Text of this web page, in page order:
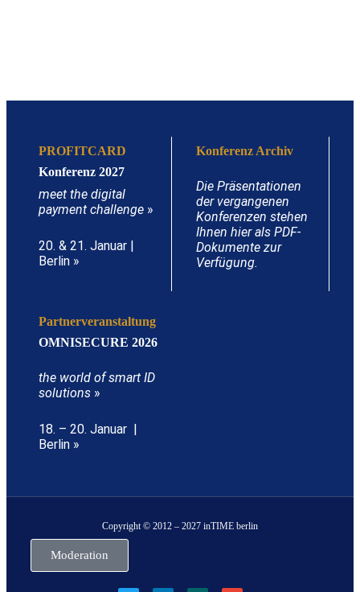
PROFITCARD
Konferenz 2027
meet the digital
payment challenge »
20. & 21. Januar |
Berlin »
Konferenz Archiv
Die Präsentationen
der vergangenen
Konferenzen stehen
Ihnen hier als PDF-
Dokumente zur
Verfügung.
Partnerveranstaltung
OMNISECURE 2026
the world of smart ID
solutions »
18. – 20. Januar |
Berlin »
Copyright © 2012 – 2027 inTIME berlin
Moderation